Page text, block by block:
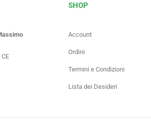
SHOP
Account
Ordini
Termini e Condizioni
Lista dei Desideri